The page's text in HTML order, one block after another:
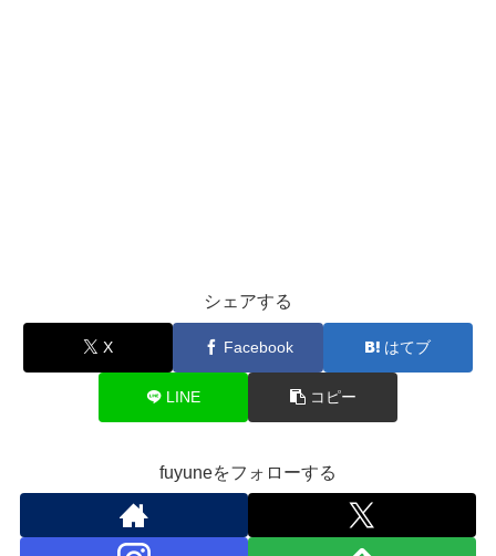
シェアする
X Facebook はてブ
LINE コピー
fuyuneをフォローする